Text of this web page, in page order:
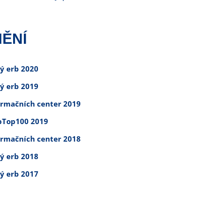
erb 2020
erb 2019
center 2019
2019
center 2018
erb 2018
erb 2017